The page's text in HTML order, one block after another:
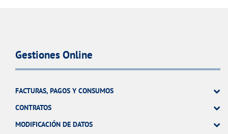
Gestiones Online
FACTURAS, PAGOS Y CONSUMOS
CONTRATOS
MODIFICACIÓN DE DATOS